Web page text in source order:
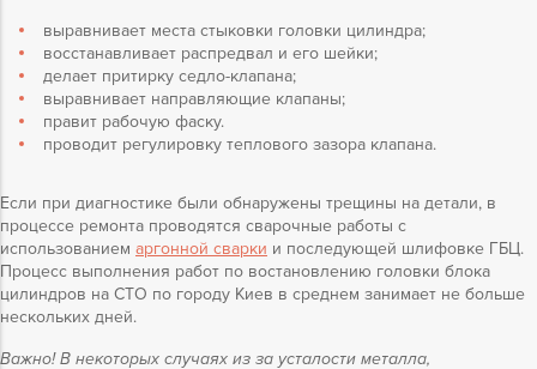
выравнивает места стыковки головки цилиндра;
восстанавливает распредвал и его шейки;
делает притирку седло-клапана;
выравнивает направляющие клапаны;
правит рабочую фаску.
проводит регулировку теплового зазора клапана.
Если при диагностике были обнаружены трещины на детали, в
процессе ремонта проводятся сварочные работы с
использованием аргонной сварки и последующей шлифовке ГБЦ.
Процесс выполнения работ по востановлению головки блока
цилиндров на СТО по городу Киев в среднем занимает не больше
нескольких дней.
Важно! В некоторых случаях из за усталости металла,